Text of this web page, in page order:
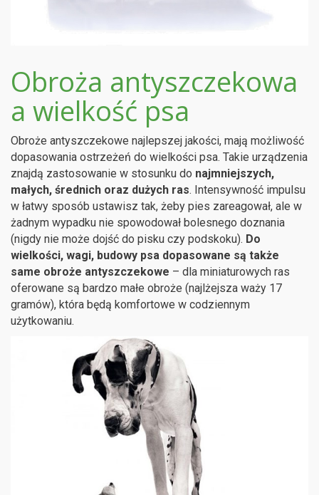
Obroża antyszczekowa
a wielkość psa
Obroże antyszczekowe najlepszej jakości, mają możliwość
dopasowania ostrzeżeń do wielkości psa. Takie urządzenia
znajdą zastosowanie w stosunku do najmniejszych,
małych, średnich oraz dużych ras. Intensywność impulsu
w łatwy sposób ustawisz tak, żeby pies zareagował, ale w
żadnym wypadku nie spowodował bolesnego doznania
(nigdy nie może dojść do pisku czy podskoku). Do
wielkości, wagi, budowy psa dopasowane są także
same obroże antyszczekowe – dla miniaturowych ras
oferowane są bardzo małe obroże (najlżejsza waży 17
gramów), która będą komfortowe w codziennym
użytkowaniu.